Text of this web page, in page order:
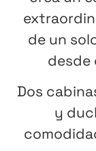
de un
desde
Dos
y